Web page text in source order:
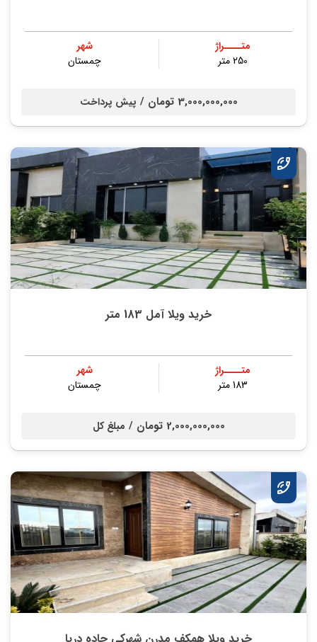
متــــراژ
250 متر
شهر
چمستان
3,000,000,000 تومان / پیش پرداخت
خرید ویلا آمل 183 متر
متــــراژ
183 متر
شهر
چمستان
2,000,000,000 تومان / مبلغ کل